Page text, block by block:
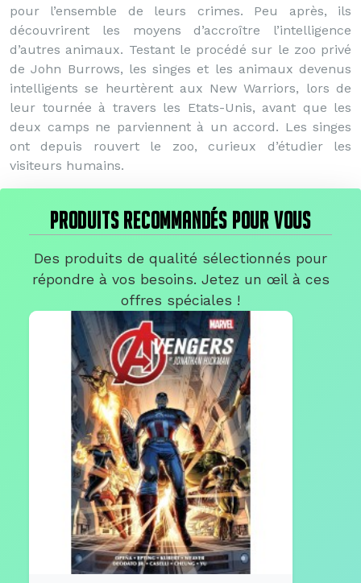
pour l’ensemble de leurs crimes. Peu après, ils
découvrirent les moyens d’accroître l’intelligence
d’autres animaux. Testant le procédé sur le zoo privé
de John Burrows, les singes et les animaux devenus
intelligents se heurtèrent aux New Warriors, lors de
leur tournée à travers les Etats-Unis, avant que les
deux camps ne parviennent à un accord. Les singes
ont depuis rouvert le zoo, curieux d’étudier les
visiteurs humains.
PRODUITS RECOMMANDÉS POUR VOUS
Des produits de qualité sélectionnés pour
répondre à vos besoins. Jetez un œil à ces
offres spéciales !